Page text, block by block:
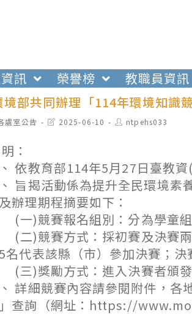
訊 榮譽榜 教職員資訊
部共同辦理「114年環境知識
處室公告
Post2025-06-10
Post
author:
ntpehs033
：
依教育部114年5月27日臺教
旨揭活動係為提升全民環境素
辦理期程摘要如下：
)競賽報名組別：分為學童組
)競賽方式：採初賽及決賽兩
名代表該縣（市）參加決賽；
)獎勵方式：進入決賽者頒發
詳細競賽內容請參閱附件，各
查詢（網址：https://